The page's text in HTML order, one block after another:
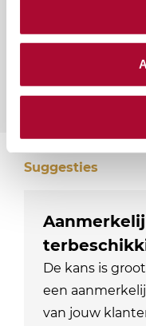
We werken samen
Suggesties
De kans is
een
van jouw